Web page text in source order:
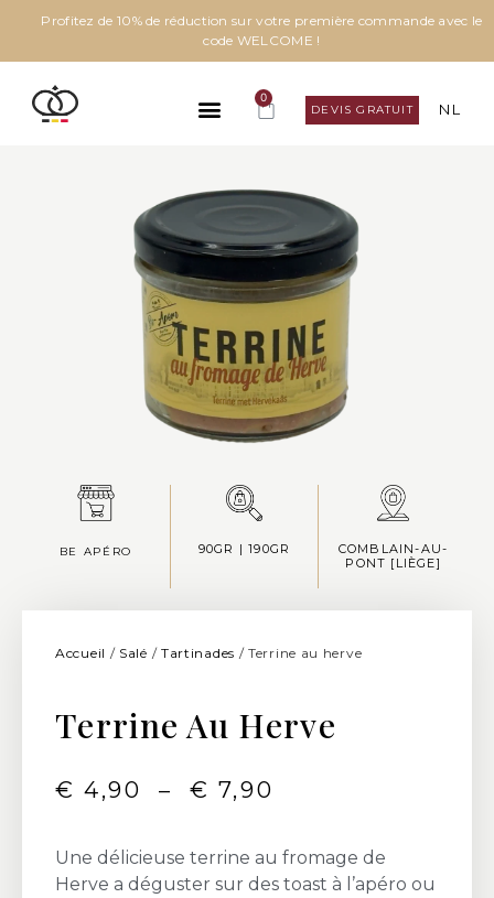
Profitez de 10% de réduction sur votre première commande avec le
code WELCOME !
0
DEVIS GRATUIT NL
BE APÉRO 90GR | 190GR
COMBLAIN-AU-
PONT [LIÈGE]
Accueil / Salé / Tartinades / Terrine au herve
Terrine Au Herve
€ 4,90 – € 7,90
Une délicieuse terrine au fromage de
Herve a déguster sur des toast à l’apéro ou